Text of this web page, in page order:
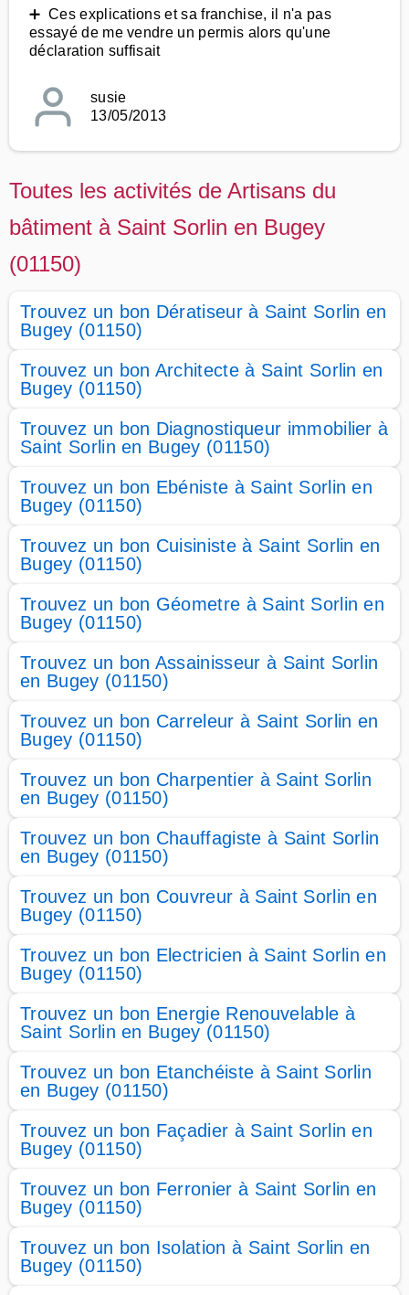
➕ Ces explications et sa franchise, il n'a pas
essayé de me vendre un permis alors qu'une
déclaration suffisait
susie
13/05/2013
Toutes les activités de Artisans du
bâtiment à Saint Sorlin en Bugey
(01150)
Trouvez un bon Dératiseur à Saint Sorlin en
Bugey (01150)
Trouvez un bon Architecte à Saint Sorlin en
Bugey (01150)
Trouvez un bon Diagnostiqueur immobilier à
Saint Sorlin en Bugey (01150)
Trouvez un bon Ebéniste à Saint Sorlin en
Bugey (01150)
Trouvez un bon Cuisiniste à Saint Sorlin en
Bugey (01150)
Trouvez un bon Géometre à Saint Sorlin en
Bugey (01150)
Trouvez un bon Assainisseur à Saint Sorlin
en Bugey (01150)
Trouvez un bon Carreleur à Saint Sorlin en
Bugey (01150)
Trouvez un bon Charpentier à Saint Sorlin
en Bugey (01150)
Trouvez un bon Chauffagiste à Saint Sorlin
en Bugey (01150)
Trouvez un bon Couvreur à Saint Sorlin en
Bugey (01150)
Trouvez un bon Electricien à Saint Sorlin en
Bugey (01150)
Trouvez un bon Energie Renouvelable à
Saint Sorlin en Bugey (01150)
Trouvez un bon Etanchéiste à Saint Sorlin
en Bugey (01150)
Trouvez un bon Façadier à Saint Sorlin en
Bugey (01150)
Trouvez un bon Ferronier à Saint Sorlin en
Bugey (01150)
Trouvez un bon Isolation à Saint Sorlin en
Bugey (01150)